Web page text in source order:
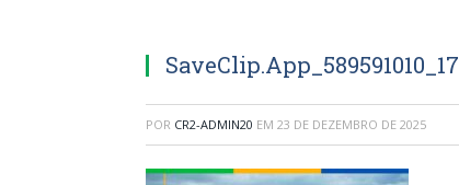
POR CR2-ADMIN20 EM 23 DE DEZEMBRO DE 2025